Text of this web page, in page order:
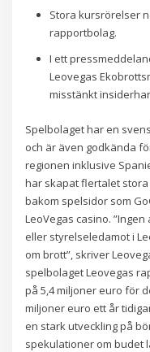
Stora kursrörelser
rapportbolag.
I ett
Leovegas
misstänkt
Spelbolaget har en
och är även godkända
regionen inklusive
har skapat flertalet
bakom spelsidor som
LeoVegas casino.
eller styrelseledamot i
om brott”, skriver
spelbolaget Leovegas
på 5,4 miljoner euro för
miljoner euro ett år
en stark utveckling på
spekulationer om budet